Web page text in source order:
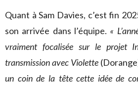
Quant à Sam Davies, c’est fin
son arrivée dans l’équipe. «
vraiment focalisée sur le projet
transmission avec Violette
un coin de la tête cette idée de